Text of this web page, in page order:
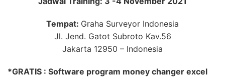
Tempat: Graha Surveyor Indonesia
Jl. Jend. Gatot Subroto Kav.56
Jakarta 12950 – Indonesia
*GRATIS : Software program money changer excel